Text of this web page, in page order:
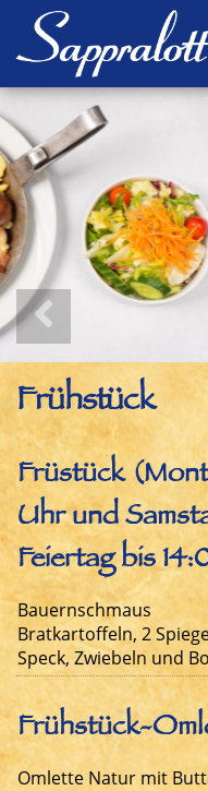
Frühstück
Früstück
Uhr und
Feiertag bis
Bauernschmaus
Bratkartoffeln, 2
Speck, Zwiebeln und
Frühstück-
Omlette Natur mit